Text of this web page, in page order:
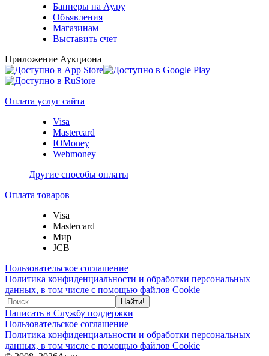
Баннеры на Ау.ру
Объявления
Магазинам
Выставить счет
Приложение Аукциона
Оплата услуг сайта
Visa
Mastercard
ЮMoney
Webmoney
Другие способы оплаты
Оплата товаров
Visa
Mastercard
Мир
JCB
Пользовательское соглашение
Политика конфиденциальности и обработки персональных
данных, в том числе с помощью файлов Cookie
Найти!
Написать в Службу поддержки
Пользовательское соглашение
Политика конфиденциальности и обработки персональных
данных, в том числе с помощью файлов Cookie